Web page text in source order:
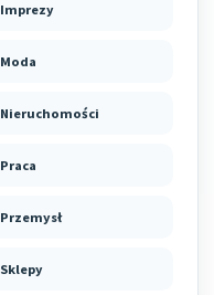
Imprezy
Moda
Nieruchomości
Praca
Przemysł
Sklepy